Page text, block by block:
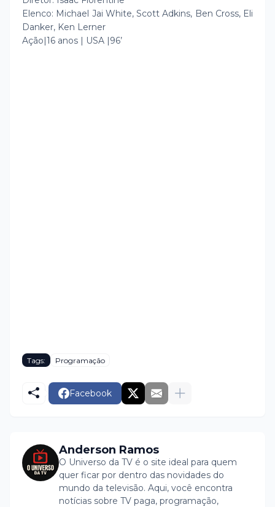
Elenco: Michael Jai White, Scott Adkins, Ben Cross, Eli
Danker, Ken Lerner
Ação|16 anos | USA |96’
Tags: Programação
Facebook
Anderson Ramos
O Universo da TV é o site ideal para quem
quer ficar por dentro das novidades do
mundo da televisão. Aqui, você encontra
notícias sobre TV paga, programação,